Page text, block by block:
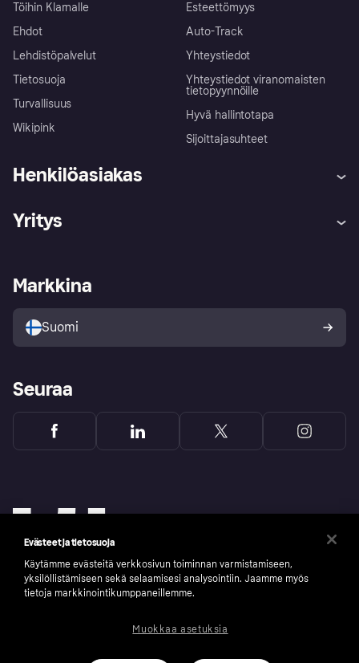
Töihin Klarnalle
Ehdot
Lehdistöpalvelut
Tietosuoja
Turvallisuus
Wikipink
Esteettömyys
Auto-Track
Yhteystiedot
Yhteystiedot viranomaisten
tietopyynnöille
Hyvä hallintotapa
Sijoittajasuhteet
Henkilöasiakas
Ohje
Kirjaudu sisään
Tutustu kauppoihin
Ostajan turva
Yritys
Kirjaudu sisään yrityksenä
Markkina
Suomi
Seuraa
Copyright © 2005-2026 Klarna Bank AB (publ). Headquarters: Stockholm, Sweden. All
Evästeet ja tietosuoja
Käytämme evästeitä verkkosivun toiminnan varmistamiseen,
yksilöllistämiseen sekä selaamisesi analysointiin. Jaamme myös
tietoja markkinointikumppaneillemme.
Muokkaa asetuksia